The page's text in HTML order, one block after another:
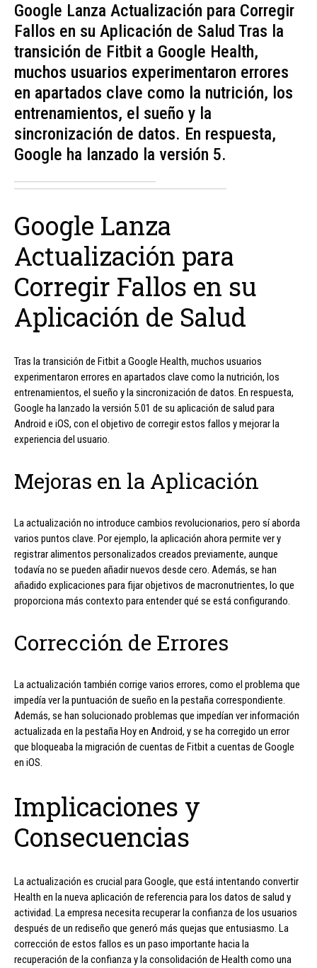
Google Lanza Actualización para Corregir
Fallos en su Aplicación de Salud Tras la
transición de Fitbit a Google Health,
muchos usuarios experimentaron errores
en apartados clave como la nutrición, los
entrenamientos, el sueño y la
sincronización de datos. En respuesta,
Google ha lanzado la versión 5.
Google Lanza
Actualización para
Corregir Fallos en su
Aplicación de Salud
Tras la transición de Fitbit a Google Health, muchos usuarios
experimentaron errores en apartados clave como la nutrición, los
entrenamientos, el sueño y la sincronización de datos. En respuesta,
Google ha lanzado la versión 5.01 de su aplicación de salud para
Android e iOS, con el objetivo de corregir estos fallos y mejorar la
experiencia del usuario.
Mejoras en la Aplicación
La actualización no introduce cambios revolucionarios, pero sí aborda
varios puntos clave. Por ejemplo, la aplicación ahora permite ver y
registrar alimentos personalizados creados previamente, aunque
todavía no se pueden añadir nuevos desde cero. Además, se han
añadido explicaciones para fijar objetivos de macronutrientes, lo que
proporciona más contexto para entender qué se está configurando.
Corrección de Errores
La actualización también corrige varios errores, como el problema que
impedía ver la puntuación de sueño en la pestaña correspondiente.
Además, se han solucionado problemas que impedían ver información
actualizada en la pestaña Hoy en Android, y se ha corregido un error
que bloqueaba la migración de cuentas de Fitbit a cuentas de Google
en iOS.
Implicaciones y
Consecuencias
La actualización es crucial para Google, que está intentando convertir
Health en la nueva aplicación de referencia para los datos de salud y
actividad. La empresa necesita recuperar la confianza de los usuarios
después de un rediseño que generó más quejas que entusiasmo. La
corrección de estos fallos es un paso importante hacia la
recuperación de la confianza y la consolidación de Health como una